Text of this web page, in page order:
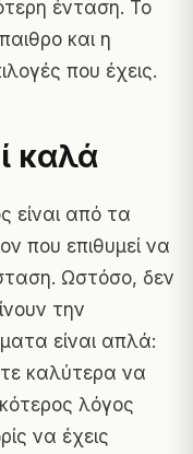
ένταση. Το
και η
που έχεις.
καλά
είναι από τα
που επιθυμεί να
Ωστόσο, δεν
την
είναι απλά:
καλύτερα να
λόγος
να έχεις